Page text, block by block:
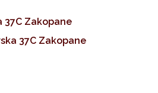
Zakopane
37C Zakopane